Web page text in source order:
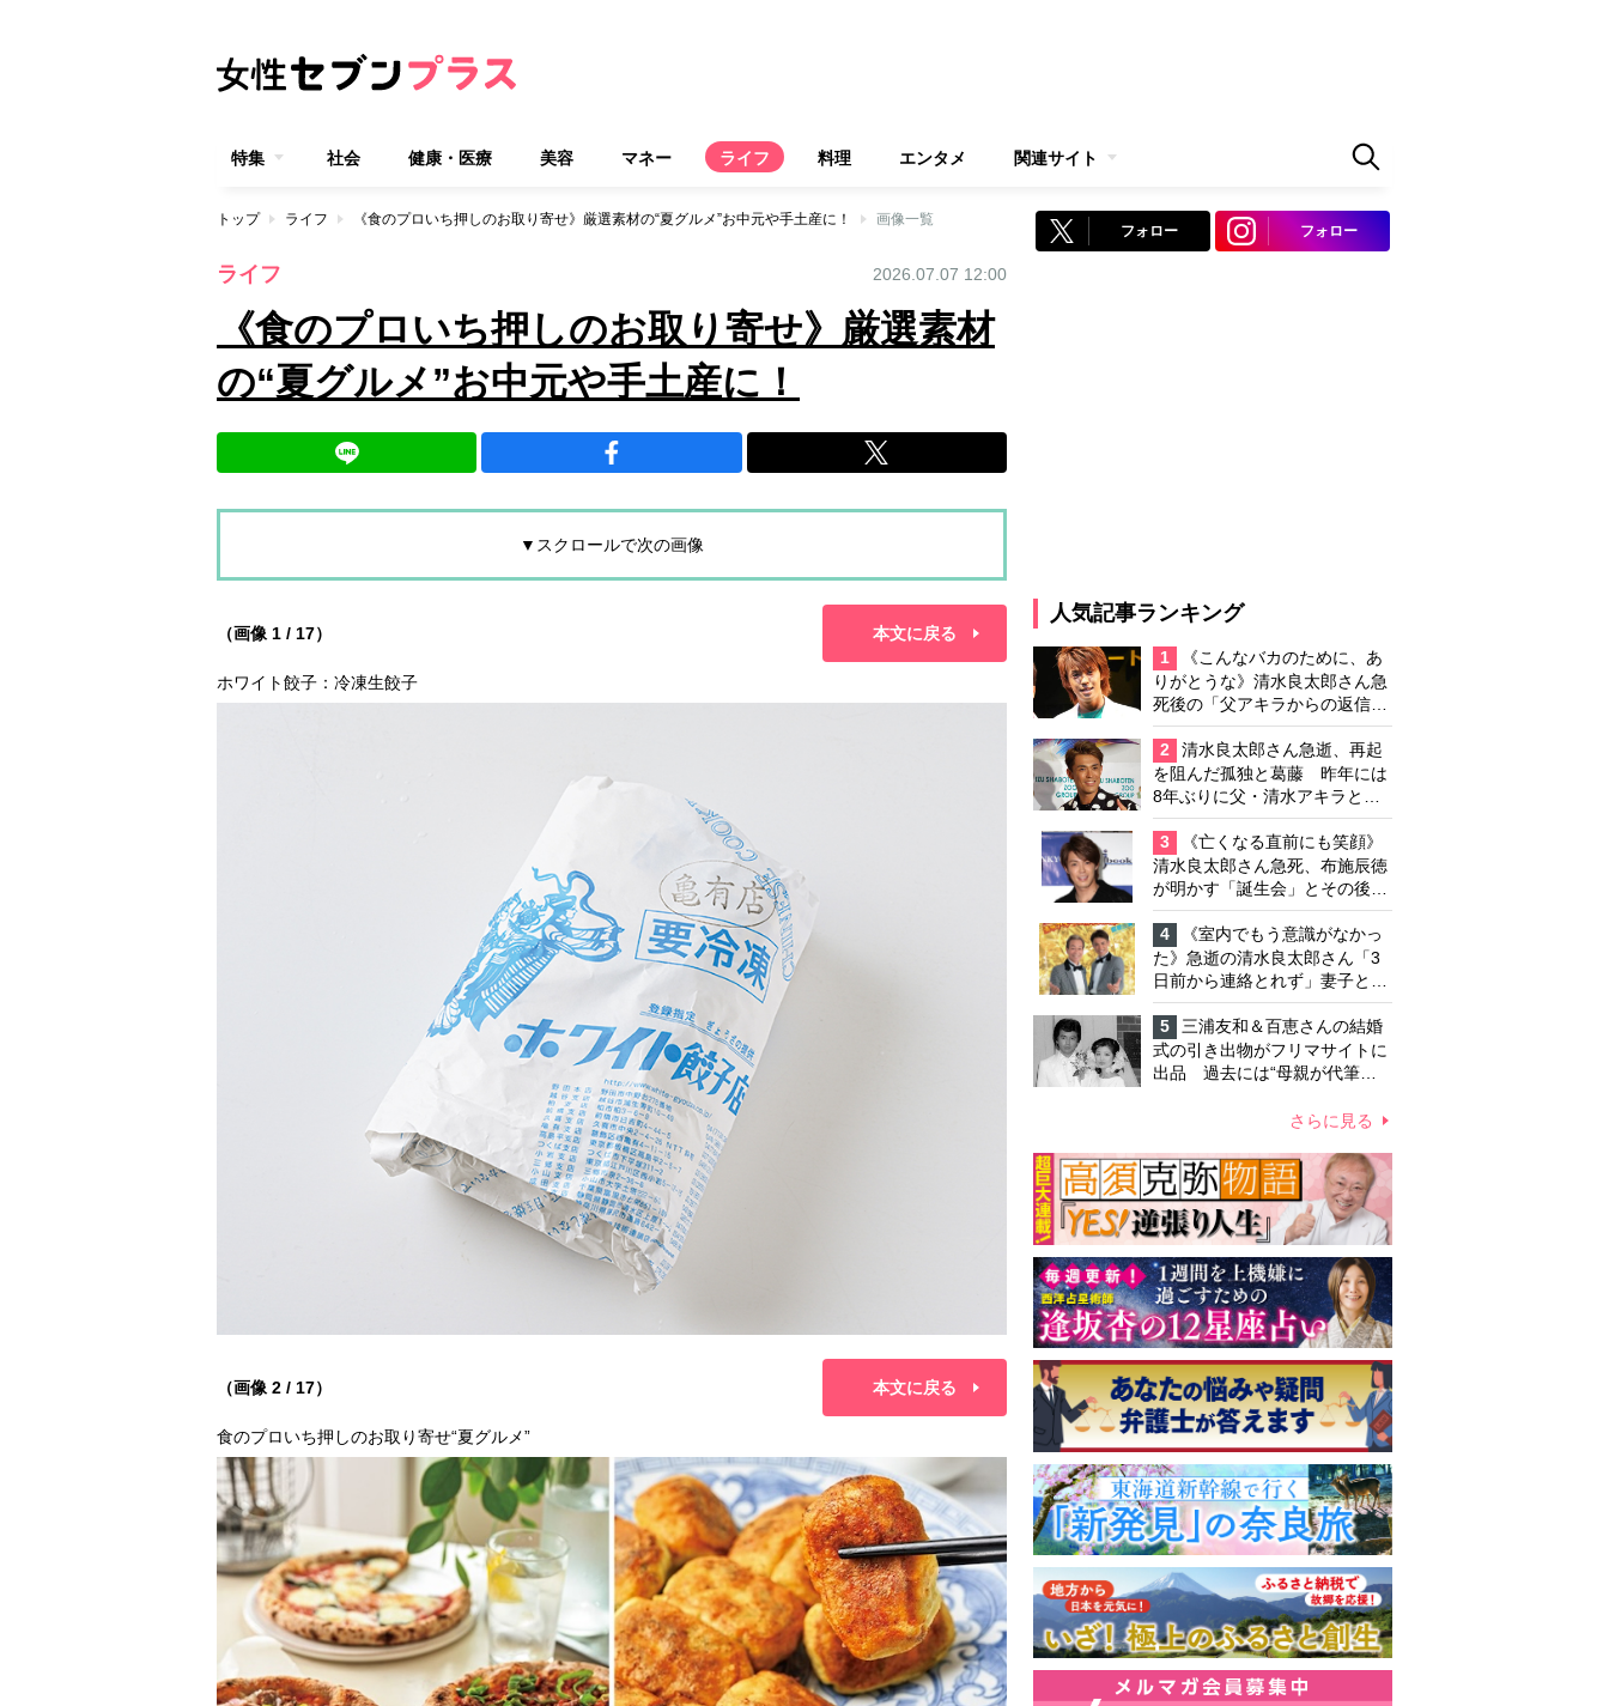
特集 社会 健康・医療 美容 マネー ライフ 料理 エンタメ 関連サイト
トップ ライフ 《食のプロいち押しのお取り寄せ》厳選素材の“夏グルメ”お中元や手土産に！ 画像一覧
ライフ 2026.07.07 12:00
《食のプロいち押しのお取り寄せ》厳選素材
の“夏グルメ”お中元や手土産に！
▼スクロールで次の画像
（画像 1 / 17） 本文に戻る
ホワイト餃子：冷凍生餃子
（画像 2 / 17） 本文に戻る
食のプロいち押しのお取り寄せ“夏グルメ”
フォロー フォロー
人気記事ランキング
1
《こんなバカのために、あ
りがとうな》清水良太郎さん急
死後の「父アキラからの返信」
布施辰徳が涙で明かす「順番が
違う」
2
清水良太郎さん急逝、再起
を阻んだ孤独と葛藤 昨年には
8年ぶりに父・清水アキラと共
演、本格的な活動再開に向かっ
ていたが…周囲が懸念していた
「不安定なところ」
3
《亡くなる直前にも笑顔》
清水良太郎さん急死、布施辰徳
が明かす「誕生会」とその後の
メッセージ
4
《室内でもう意識がなかっ
た》急逝の清水良太郎さん「3
日前から連絡とれず」妻子とは
別居で孤独を感じていた
5
三浦友和＆百恵さんの結婚
式の引き出物がフリマサイトに
出品 過去には“母親が代筆し
ほどで売買 昭和スターグッズ
さらに見る